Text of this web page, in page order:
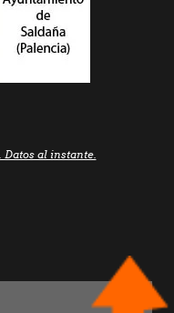
al instante.